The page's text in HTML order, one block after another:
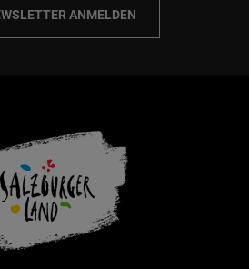
ANMELDEN